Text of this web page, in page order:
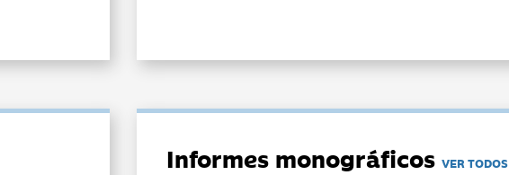
Informes monográficosVER TODOS